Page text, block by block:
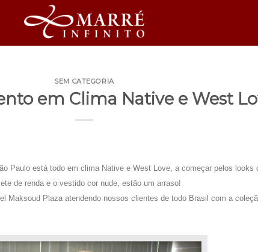
SEM CATEGORIA
em Clima Native e West
Paulo está todo em clima Native e West Love, a começar pelos looks
de renda e o vestido cor nude, estão um arraso!
Maksoud Plaza atendendo nossos clientes de todo Brasil com a